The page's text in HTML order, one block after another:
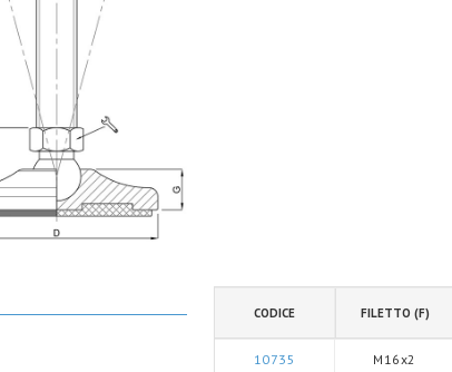
CODICE FILETTO (F)
10735 M16x2